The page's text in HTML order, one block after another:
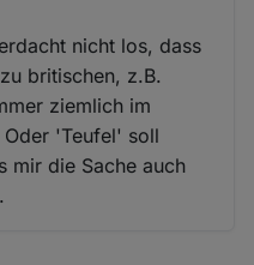
nicht los, dass
britischen, z.B.
ziemlich im
'Teufel' soll
mir die Sache auch